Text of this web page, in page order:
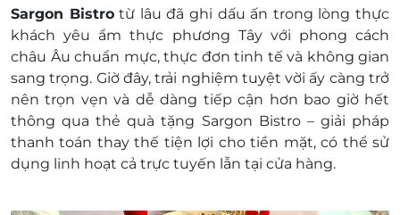
do gì.
LifeLink không chịu trách nhiệm đối với chất
lượng của sản phẩm hoặc dịch vụ được cung
cấp cũng như đối với các tranh chấp về sau giữa
khách hàng và nhà cung cấp.
LifeLink có quyền sửa chữa hoặc thay đổi điều
khoản và điều kiện sử dụng mà không thông
báo trước.
Sargon Bistrotừ lâu đã ghi dấu ấn trong lòng thực
khách yêu ẩm thực phương Tây với phong cách
châu Âu chuẩn mực, thực đơn tinh tế và không gian
sang trọng. Giờ đây, trải nghiệm tuyệt vời ấy càng trở
nên trọn vẹn và dễ dàng tiếp cận hơn bao giờ hết
thông quathẻ quà tặng Sargon Bistro– giải pháp
thanh toán thay thế tiện lợi cho tiền mặt, có thể sử
dụng linh hoạt cả trực tuyến lẫn tại cửa hàng.